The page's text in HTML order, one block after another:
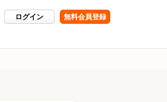
ログイン 無料会員登録